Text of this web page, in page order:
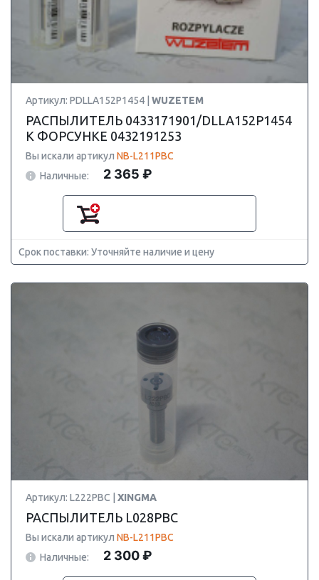
Артикул: PDLLA152P1454 | WUZETEM
РАСПЫЛИТЕЛЬ 0433171901/DLLA152P1454
К ФОРСУНКЕ 0432191253
Вы искали артикул NB-L211PBC
Наличные:
2 365 ₽
Срок поставки: Уточняйте наличие и цену
Артикул: L222PBC | XINGMA
РАСПЫЛИТЕЛЬ L028PBC
Вы искали артикул NB-L211PBC
Наличные:
2 300 ₽